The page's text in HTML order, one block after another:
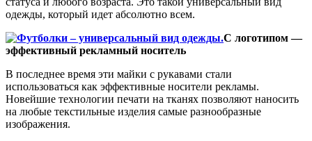
одежды, который идет абсолютно всем.
С логотипом —
эффективный рекламный носитель
В последнее время эти майки с рукавами стали
использоваться как эффективные носители рекламы.
Новейшие технологии печати на тканях позволяют наносить
на любые текстильные изделия самые разнообразные
изображения.